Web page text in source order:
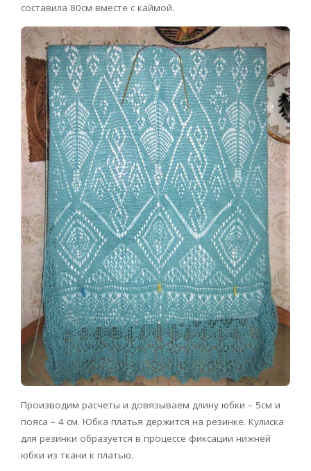
составила 80см вместе с каймой.
Производим расчеты и довязываем длину юбки – 5см и
пояса – 4 см. Юбка платья держится на резинке. Кулиска
для резинки образуется в процессе фиксации нижней
юбки из ткани к платью.